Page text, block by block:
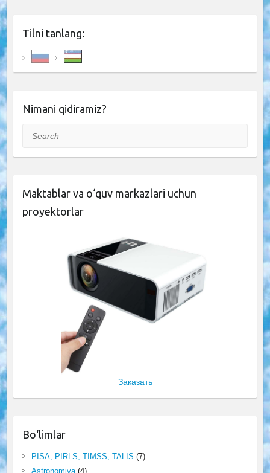
Tilni tanlang:
Nimani qidiramiz?
Search
Maktablar va o‘quv markazlari uchun
proyektorlar
Заказать
Bo‘limlar
PISA, PIRLS, TIMSS, TALIS (7)
Astronomiya(4)